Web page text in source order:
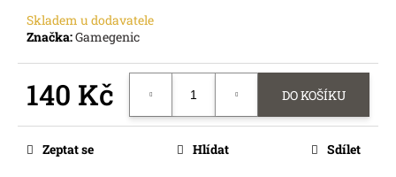
Skladem u dodavatele
Značka:Gamegenic
140 Kč DO KOŠÍKU
Zeptat se Hlídat Sdílet
u
j
e
m
e